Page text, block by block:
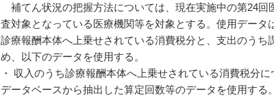
補てん状況の把握方法については、現在実施中の第24回
査対象となっている医療機関等を対象とする。使用データ
診療報酬本体へ上乗せされている消費税分と、支出のうち
め、以下のデータを使用する。
・ 収入のうち診療報酬本体へ上乗せされている消費税分
データベースから抽出した算定回数等のデータを使用する